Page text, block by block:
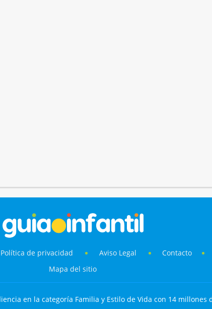
Política de privacidad Aviso Legal Contacto
Mapa del sitio
en la categoría Familia y Estilo de Vida con 14 millones